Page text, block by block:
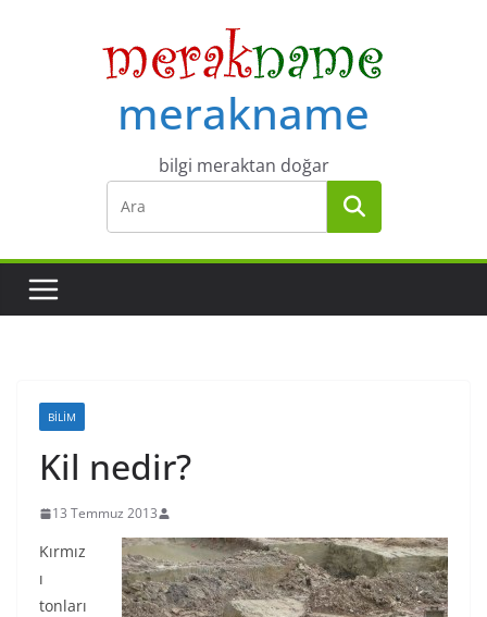
merakname
bilgi meraktan doğar
BILIM
Kil nedir?
13 Temmuz 2013
Kırmız
ı
tonları